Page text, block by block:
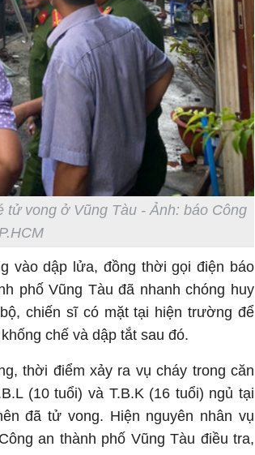
vong ở Vũng Tàu - Ảnh: báo Công
vào dập lửa, đồng thời gọi điện báo
phố Vũng Tàu đã nhanh chóng huy
chiến sĩ có mặt tại hiện trường để
chế và dập tắt sau đó.
thời điểm xảy ra vụ cháy trong căn
(10 tuổi) và T.B.K (16 tuổi) ngủ tại
đã tử vong. Hiện nguyên nhân vụ
an thành phố Vũng Tàu điều tra,